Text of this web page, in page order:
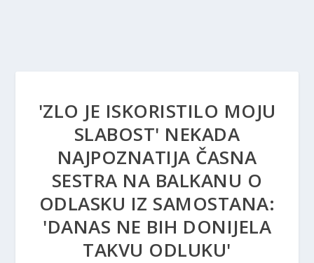
'ZLO JE ISKORISTILO MOJU
SLABOST' NEKADA
NAJPOZNATIJA ČASNA
SESTRA NA BALKANU O
ODLASKU IZ SAMOSTANA:
'DANAS NE BIH DONIJELA
TAKVU ODLUKU'